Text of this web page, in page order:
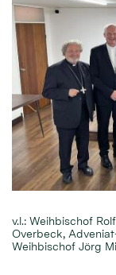
v.l.: Weihbischof
Overbeck,
Weihbischof Jörg